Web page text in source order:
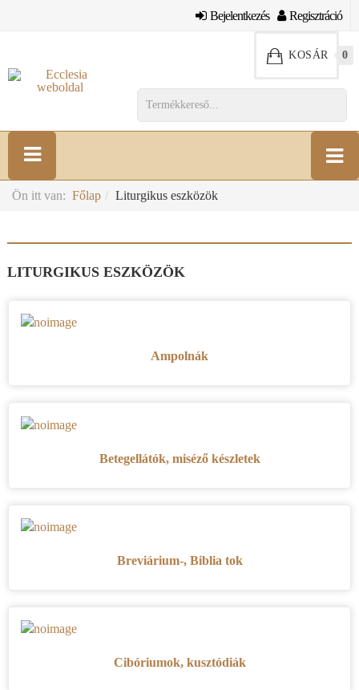
Bejelentkezés Regisztráció
KOSÁR 0
Ön itt van: Főlap Liturgikus eszközök
LITURGIKUS ESZKÖZÖK
Ampolnák
Betegellátók, miséző készletek
Breviárium-, Biblia tok
Cibóriumok, kusztódiák